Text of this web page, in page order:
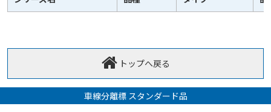
トップへ戻る
車線分離標 スタンダード品